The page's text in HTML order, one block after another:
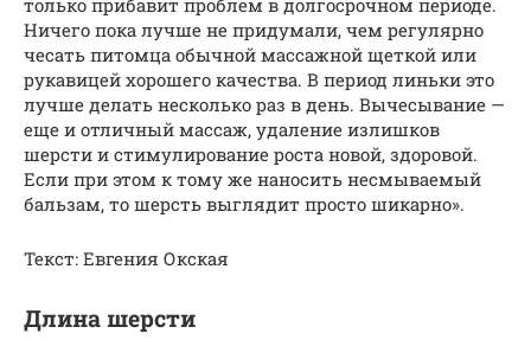
Ничего пока лучше не придумали, чем регулярно
чесать питомца обычной массажной щеткой или
рукавицей хорошего качества. В период линьки это
лучше делать несколько раз в день. Вычесывание —
еще и отличный массаж, удаление излишков
шерсти и стимулирование роста новой, здоровой.
Если при этом к тому же наносить несмываемый
бальзам, то шерсть выглядит просто шикарно».
Текст: Евгения Окская
Длина шерсти